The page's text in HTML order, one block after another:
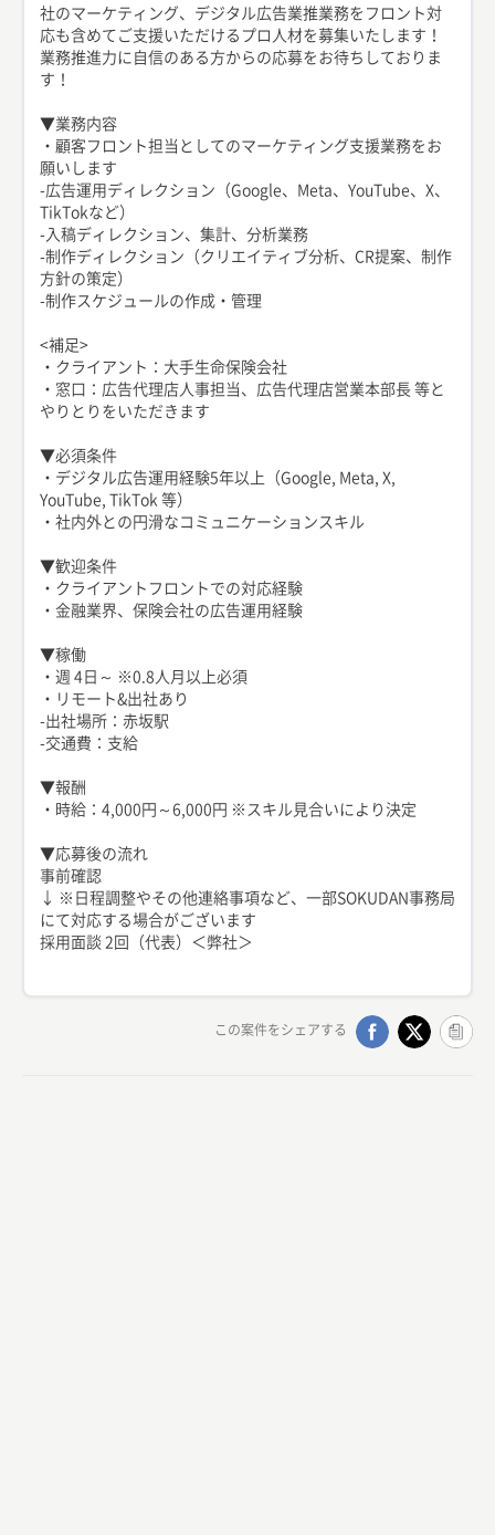
社のマーケティング、デジタル広告業推業務をフロント対
応も含めてご支援いただけるプロ人材を募集いたします！
業務推進力に自信のある方からの応募をお待ちしておりま
す！
▼業務内容
・顧客フロント担当としてのマーケティング支援業務をお
願いします
-広告運用ディレクション（Google、Meta、YouTube、X、
TikTokなど）
-入稿ディレクション、集計、分析業務
-制作ディレクション（クリエイティブ分析、CR提案、制作
方針の策定）
-制作スケジュールの作成・管理
<補足>
・クライアント：大手生命保険会社
・窓口：広告代理店人事担当、広告代理店営業本部長 等と
やりとりをいただきます
▼必須条件
・デジタル広告運用経験5年以上（Google, Meta, X,
YouTube, TikTok 等）
・社内外との円滑なコミュニケーションスキル
▼歓迎条件
・クライアントフロントでの対応経験
・金融業界、保険会社の広告運用経験
▼稼働
・週 4日～ ※0.8人月以上必須
・リモート&出社あり
-出社場所：赤坂駅
-交通費：支給
▼報酬
・時給：4,000円～6,000円 ※スキル見合いにより決定
▼応募後の流れ
事前確認
↓ ※日程調整やその他連絡事項など、一部SOKUDAN事務局
にて対応する場合がございます
採用面談 2回（代表）＜弊社＞
この案件をシェアする